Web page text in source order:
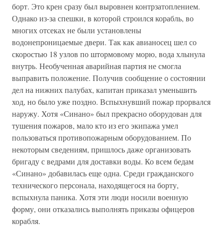
борт. Это крен сразу был выровнен контрзатоплением.
Однако из-за спешки, в которой строился корабль, во
многих отсеках не были установлены
водонепроницаемые двери. Так как авианосец шел со
скоростью 18 узлов по штормовому морю, вода хлынула
внутрь. Необученная аварийная партия не смогла
выправить положение. Получив сообщение о состоянии
дел на нижних палубах, капитан приказал уменьшить
ход, но было уже поздно. Вспыхнувший пожар прорвался
наружу. Хотя «Синано» был прекрасно оборудован для
тушения пожаров, мало кто из его экипажа умел
пользоваться противопожарным оборудованием. По
некоторым сведениям, пришлось даже организовать
бригаду с ведрами для доставки воды. Ко всем бедам
«Синано» добавилась еще одна. Среди гражданского
технического персонала, находящегося на борту,
вспыхнула паника. Хотя эти люди носили военную
форму, они отказались выполнять приказы офицеров
корабля.